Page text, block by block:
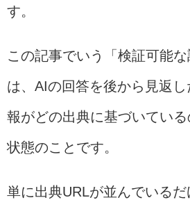
す。
この記事でいう「検証可能
は、AIの回答を後から見返
報がどの出典に基づいてい
状態のことです。
単に出典URLが並んでいる